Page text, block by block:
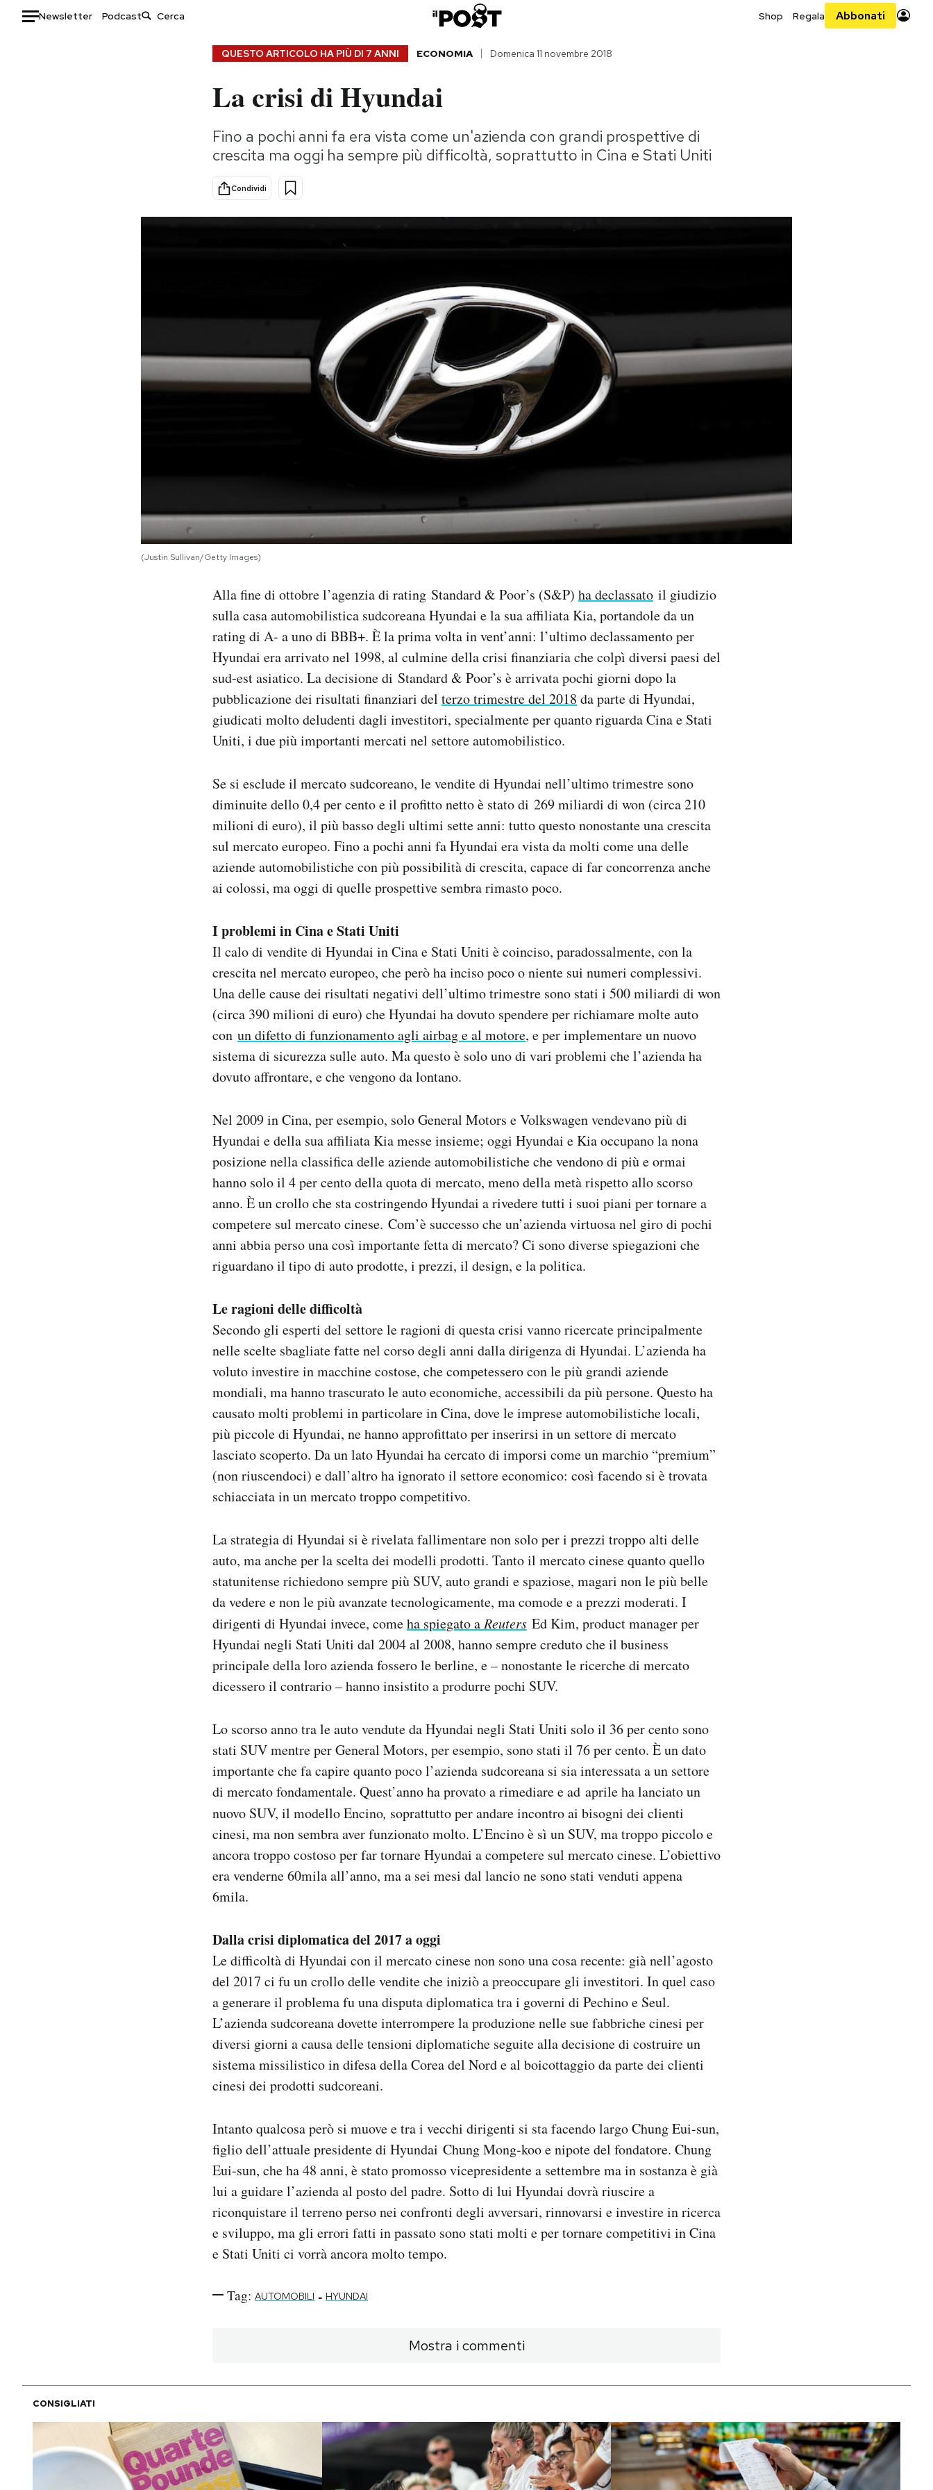
Newsletter Podcast Shop Regala Abbonati
Consumismi
Storie/Idee
Ok Boomer!
Media
QUESTO ARTICOLO HA PIÙ DI 7 ANNI ECONOMIA Domenica 11 novembre 2018
La crisi di Hyundai
Fino a pochi anni fa era vista come un'azienda con grandi prospettive di
crescita ma oggi ha sempre più difficoltà, soprattutto in Cina e Stati Uniti
Condividi
(Justin Sullivan/Getty Images)
Alla fine di ottobre l’agenzia di rating Standard & Poor’s (S&P) ha declassato il giudizio
sulla casa automobilistica sudcoreana Hyundai e la sua affiliata Kia, portandole da un
rating di A- a uno di BBB+. È la prima volta in vent’anni: l’ultimo declassamento per
Hyundai era arrivato nel 1998, al culmine della crisi finanziaria che colpì diversi paesi del
sud-est asiatico. La decisione di Standard & Poor’s è arrivata pochi giorni dopo la
pubblicazione dei risultati finanziari del terzo trimestre del 2018 da parte di Hyundai,
giudicati molto deludenti dagli investitori, specialmente per quanto riguarda Cina e Stati
Uniti, i due più importanti mercati nel settore automobilistico.
Se si esclude il mercato sudcoreano, le vendite di Hyundai nell’ultimo trimestre sono
diminuite dello 0,4 per cento e il profitto netto è stato di 269 miliardi di won (circa 210
milioni di euro), il più basso degli ultimi sette anni: tutto questo nonostante una crescita
sul mercato europeo. Fino a pochi anni fa Hyundai era vista da molti come una delle
aziende automobilistiche con più possibilità di crescita, capace di far concorrenza anche
ai colossi, ma oggi di quelle prospettive sembra rimasto poco.
I problemi in Cina e Stati Uniti
Il calo di vendite di Hyundai in Cina e Stati Uniti è coinciso, paradossalmente, con la
crescita nel mercato europeo, che però ha inciso poco o niente sui numeri complessivi.
Una delle cause dei risultati negativi dell’ultimo trimestre sono stati i 500 miliardi di won
(circa 390 milioni di euro) che Hyundai ha dovuto spendere per richiamare molte auto
con un difetto di funzionamento agli airbag e al motore, e per implementare un nuovo
sistema di sicurezza sulle auto. Ma questo è solo uno di vari problemi che l’azienda ha
dovuto affrontare, e che vengono da lontano.
Nel 2009 in Cina, per esempio, solo General Motors e Volkswagen vendevano più di
Hyundai e della sua affiliata Kia messe insieme; oggi Hyundai e Kia occupano la nona
posizione nella classifica delle aziende automobilistiche che vendono di più e ormai
hanno solo il 4 per cento della quota di mercato, meno della metà rispetto allo scorso
anno. È un crollo che sta costringendo Hyundai a rivedere tutti i suoi piani per tornare a
competere sul mercato cinese. Com’è successo che un’azienda virtuosa nel giro di pochi
anni abbia perso una così importante fetta di mercato? Ci sono diverse spiegazioni che
riguardano il tipo di auto prodotte, i prezzi, il design, e la politica.
Le ragioni delle difficoltà
Secondo gli esperti del settore le ragioni di questa crisi vanno ricercate principalmente
nelle scelte sbagliate fatte nel corso degli anni dalla dirigenza di Hyundai. L’azienda ha
voluto investire in macchine costose, che competessero con le più grandi aziende
mondiali, ma hanno trascurato le auto economiche, accessibili da più persone. Questo ha
causato molti problemi in particolare in Cina, dove le imprese automobilistiche locali,
più piccole di Hyundai, ne hanno approfittato per inserirsi in un settore di mercato
lasciato scoperto. Da un lato Hyundai ha cercato di imporsi come un marchio “premium”
(non riuscendoci) e dall’altro ha ignorato il settore economico: così facendo si è trovata
schiacciata in un mercato troppo competitivo.
La strategia di Hyundai si è rivelata fallimentare non solo per i prezzi troppo alti delle
auto, ma anche per la scelta dei modelli prodotti. Tanto il mercato cinese quanto quello
statunitense richiedono sempre più SUV, auto grandi e spaziose, magari non le più belle
da vedere e non le più avanzate tecnologicamente, ma comode e a prezzi moderati. I
dirigenti di Hyundai invece, comeha spiegato a Reuters Ed Kim, product manager per
Hyundai negli Stati Uniti dal 2004 al 2008, hanno sempre creduto che il business
principale della loro azienda fossero le berline, e – nonostante le ricerche di mercato
dicessero il contrario – hanno insistito a produrre pochi SUV.
Lo scorso anno tra le auto vendute da Hyundai negli Stati Uniti solo il 36 per cento sono
stati SUV mentre per General Motors, per esempio, sono stati il 76 per cento. È un dato
importante che fa capire quanto poco l’azienda sudcoreana si sia interessata a un settore
di mercato fondamentale. Quest’anno ha provato a rimediare e ad aprile ha lanciato un
nuovo SUV, il modello Encino, soprattutto per andare incontro ai bisogni dei clienti
cinesi, ma non sembra aver funzionato molto. L’Encino è sì un SUV, ma troppo piccolo e
ancora troppo costoso per far tornare Hyundai a competere sul mercato cinese. L’obiettivo
era venderne 60mila all’anno, ma a sei mesi dal lancio ne sono stati venduti appena
6mila.
Dalla crisi diplomatica del 2017 a oggi
Le difficoltà di Hyundai con il mercato cinese non sono una cosa recente: già nell’agosto
del 2017 ci fu un crollo delle vendite che iniziò a preoccupare gli investitori. In quel caso
a generare il problema fu una disputa diplomatica tra i governi di Pechino e Seul.
L’azienda sudcoreana dovette interrompere la produzione nelle sue fabbriche cinesi per
diversi giorni a causa delle tensioni diplomatiche seguite alla decisione di costruire un
sistema missilistico in difesa della Corea del Nord e al boicottaggio da parte dei clienti
cinesi dei prodotti sudcoreani.
Intanto qualcosa però si muove e tra i vecchi dirigenti si sta facendo largo Chung Eui-sun,
figlio dell’attuale presidente di Hyundai Chung Mong-koo e nipote del fondatore. Chung
Eui-sun, che ha 48 anni, è stato promosso vicepresidente a settembre ma in sostanza è già
lui a guidare l’azienda al posto del padre. Sotto di lui Hyundai dovrà riuscire a
riconquistare il terreno perso nei confronti degli avversari, rinnovarsi e investire in ricerca
e sviluppo, ma gli errori fatti in passato sono stati molti e per tornare competitivi in Cina
e Stati Uniti ci vorrà ancora molto tempo.
Tag: AUTOMOBILI - HYUNDAI
Mostra i commenti
CONSIGLIATI